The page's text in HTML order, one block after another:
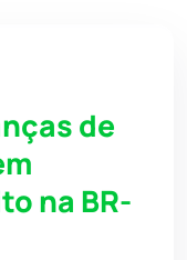
de
na BR-